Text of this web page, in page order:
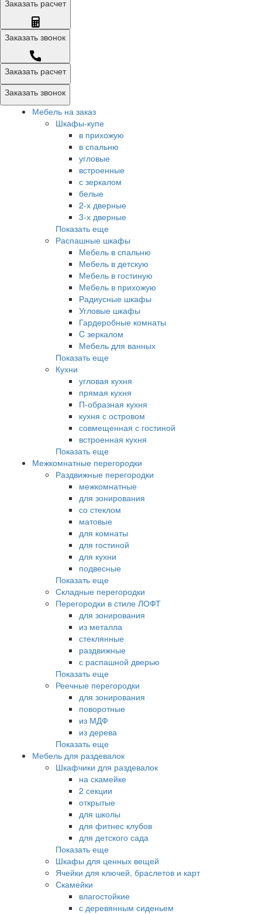
Заказать расчет
Заказать звонок
Заказать расчет
Заказать звонок
Мебель на заказ
Шкафы-купе
в прихожую
в спальню
угловые
встроенные
с зеркалом
белые
2-х дверные
3-х дверные
Показать еще
Распашные шкафы
Мебель в спальню
Мебель в детскую
Мебель в гостиную
Мебель в прихожую
Радиусные шкафы
Угловые шкафы
Гардеробные комнаты
C зеркалом
Мебель для ванных
Показать еще
Кухни
угловая кухня
прямая кухня
П-образная кухня
кухня с островом
совмещенная с гостиной
встроенная кухня
Показать еще
Межкомнатные перегородки
Раздвижные перегородки
межкомнатные
для зонирования
со стеклом
матовые
для комнаты
для гостиной
для кухни
подвесные
Показать еще
Складные перегородки
Перегородки в стиле ЛОФТ
для зонирования
из металла
стеклянные
раздвижные
с распашной дверью
Показать еще
Реечные перегородки
для зонирования
поворотные
из МДФ
из дерева
Показать еще
Мебель для раздевалок
Шкафчики для раздевалок
на скамейке
2 секции
открытые
для школы
для фитнес клубов
для детского сада
Показать еще
Шкафы для ценных вещей
Ячейки для ключей, браслетов и карт
Скамейки
влагостойкие
с деревянным сиденьем